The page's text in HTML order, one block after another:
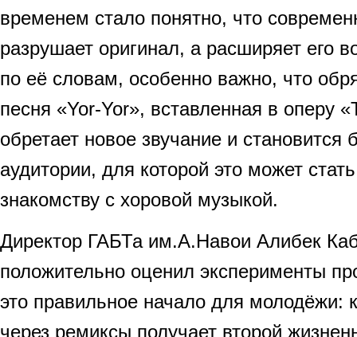
временем стало понятно, что
разрушает оригинал, а расширяет его
по её словам, особенно важно, что
песня «Yor-Yor», вставленная в оперу
обретает новое звучание и становится
аудитории, для которой это может
знакомству с хоровой музыкой.
Директор ГАБТа им.А.Навои Алибек
положительно оценил эксперименты
это правильное начало для молодёжи:
через ремиксы получает второй